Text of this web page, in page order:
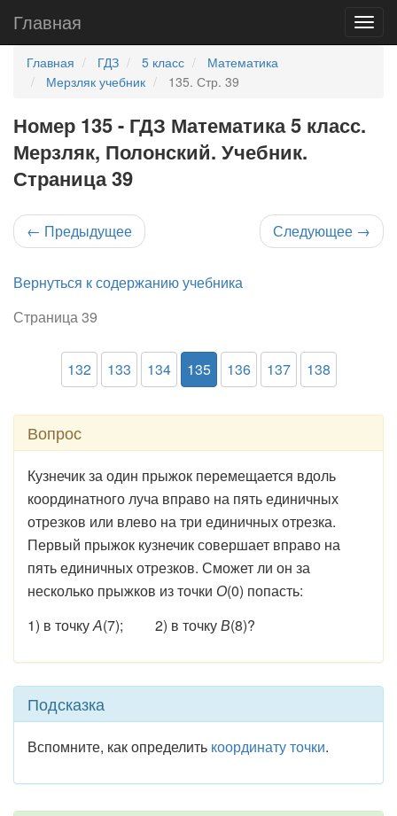
Главная
Главная ГДЗ 5 класс
Математика
Мерзляк учебник
135. Стр. 39
Номер 135 - ГДЗ Математика 5 класс.
Мерзляк, Полонский. Учебник.
Страница 39
← Предыдущее Следующее →
Вернуться к содержанию учебника
Страница 39
132 133 134 135 136 137 138
Вопрос
Кузнечик за один прыжок перемещается вдоль
координатного луча вправо на пять единичных
отрезков или влево на три единичных отрезка.
Первый прыжок кузнечик совершает вправо на
пять единичных отрезков. Сможет ли он за
несколько прыжков из точки О(0) попасть:
1) в точкуА(7); 2) в точкуВ(8)?
Подсказка
Вспомните, как определить координату точки.